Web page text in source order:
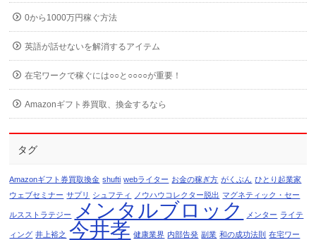
0から1000万円稼ぐ方法
英語が話せないを解消するアイテム
在宅ワークで稼ぐには○○と○○○○が重要！
Amazonギフト券買取、換金するなら
タグ
Amazonギフト券買取換金 shufti webライター お金の稼ぎ方 がくぶん ひとり起業家
ウェブセミナー サプリ シュフティ ノウハウコレクター脱出 マグネティック・セー
ルスストラテジー メンタルブロック メンター ライテ
ィング 井上裕之 今井孝 健康業界 内部告発 副業 和の成功法則 在宅ワー